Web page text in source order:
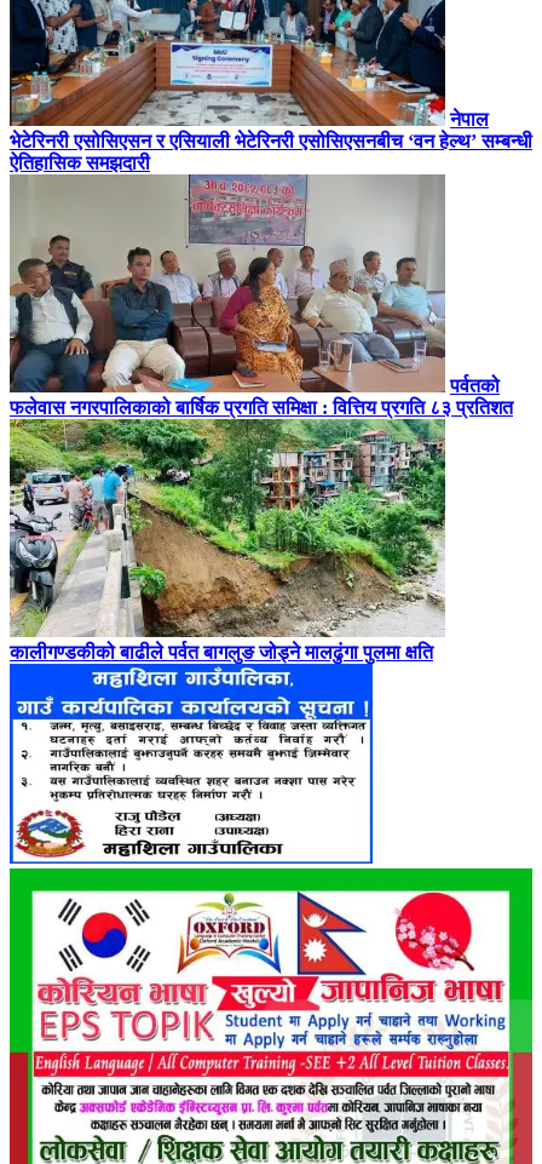
नेपाल
भेटेरिनरी एसोसिएसन र एसियाली भेटेरिनरी एसोसिएसनबीच ‘वन हेल्थ’ सम्बन्धी
ऐतिहासिक समझदारी
पर्वतको
फलेवास नगरपालिकाको बार्षिक प्रगति समिक्षा : वित्तिय प्रगति ८३ प्रतिशत
कालीगण्डकीको बाढीले पर्वत बागलुङ जोड्ने मालढुंगा पुलमा क्षति